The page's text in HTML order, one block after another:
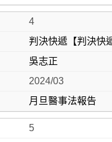
4
判決快遞【判決快
吳志正
2024/03
月旦醫事法報告
5